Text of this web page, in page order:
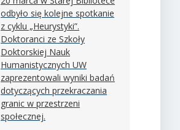
odbyło się kolejne spotkanie
z cyklu „Heurystyki”.
Doktoranci ze Szkoły
Doktorskiej Nauk
Humanistycznych UW
zaprezentowali wyniki badań
dotyczących przekraczania
granic w przestrzeni
społecznej.